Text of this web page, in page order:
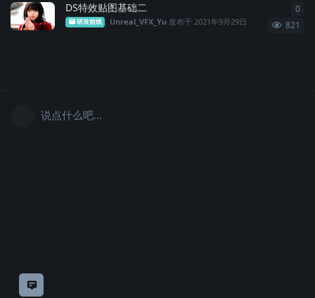
意见反馈
DS特效贴图基础二
研发前线 Unreal_VFX_Yu 发布于2021年9月29日 821
0
说点什么吧...